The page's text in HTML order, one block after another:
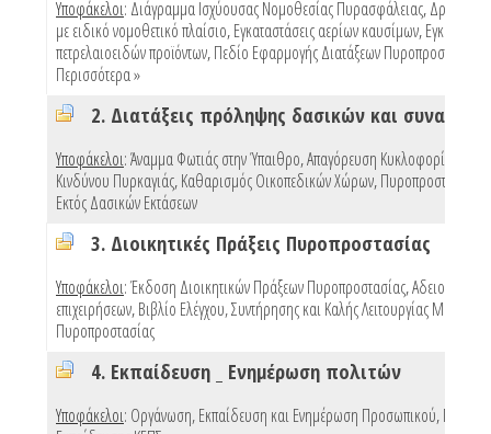
Υποφάκελοι: Διάγραμμα Ισχύουσας Νομοθεσίας Πυρασφάλειας,
με ειδικό νομοθετικό πλαίσιο,Εγκαταστάσεις αερίων καυσίμων,
πετρελαιοειδών προϊόντων,Πεδίο Εφαρμογής Διατάξεων Πυροπροστασίας
Περισσότερα »
Υποφάκελοι:Άναμμα Φωτιάς στην Ύπαιθρο,Απαγόρευση Κυκλοφορίας Λόγω
Κινδύνου Πυρκαγιάς,Καθαρισμός Οικοπεδικών Χώρων,Πυροπροστασία
Εκτός Δασικών Εκτάσεων
3. Διοικητικές Πράξεις Πυροπροστασίας
Υποφάκελοι:Έκδοση Διοικητικών Πράξεων Πυροπροστασίας,Αδειοδότηση
επιχειρήσεων,Βιβλίο Ελέγχου, Συντήρησης και Καλής Λειτουργίας Μέσων
Πυροπροστασίας
4. Εκπαίδευση _ Ενημέρωση πολιτών
Υποφάκελοι: Οργάνωση, Εκπαίδευση και Ενημέρωση Προσωπικού,